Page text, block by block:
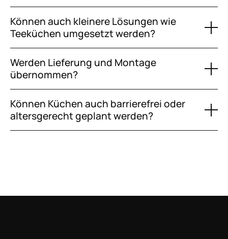
Können auch kleinere Lösungen wie
Teeküchen umgesetzt werden?
Werden Lieferung und Montage
übernommen?
Können Küchen auch barrierefrei oder
altersgerecht geplant werden?